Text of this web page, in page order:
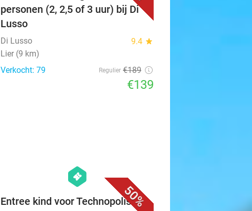
personen (2, 2,5 of 3 uur) bij Di
Lusso
Di Lusso 9.4 star
Lier (9 km)
Verkocht: 79
Regulier €189
€139
50%
hexagon
events
Entree kind voor Technopolis